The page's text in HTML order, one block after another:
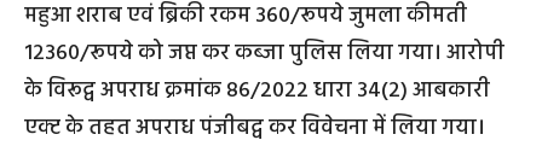
महुआ शराब एवं ब्रिकी रकम 360/रूपये जुमला कीमती
12360/रूपये को जप्त कर कब्जा पुलिस लिया गया। आरोपी
के विरूद्व अपराध क्रमांक 86/2022 धारा 34(2) आबकारी
एक्ट के तहत अपराध पंजीबद्व कर विवेचना में लिया गया।